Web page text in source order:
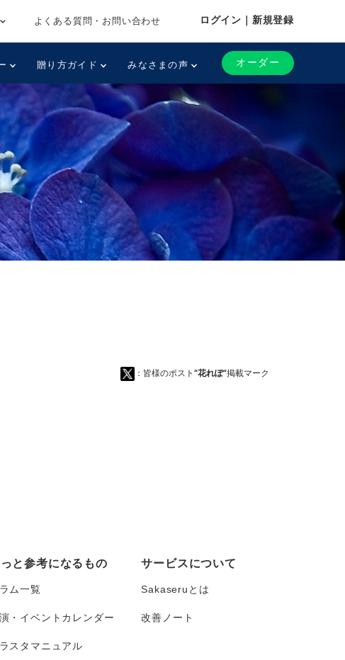
よくある質問・お問い合わせ ログイン｜新規登録
贈り方ガイド みなさまの声 オーダー
：皆様のポスト “花れぽ”掲載マーク
と参考になるもの
ム一覧
・イベントカレンダー
スタマニュアル
サービスについて
Sakaseruとは
改善ノート